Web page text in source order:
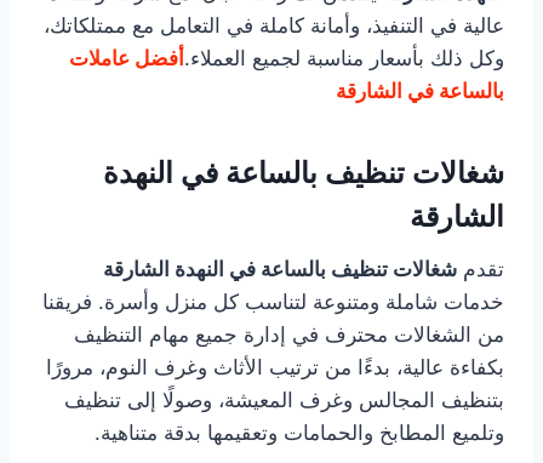
عالية في التنفيذ، وأمانة كاملة في التعامل مع ممتلكاتك،
وكل ذلك بأسعار مناسبة لجميع العملاء. أفضل عاملات
بالساعة في الشارقة
شغالات تنظيف بالساعة في النهدة
الشارقة
تقدم شغالات تنظيف بالساعة في النهدة الشارقة
خدمات شاملة ومتنوعة لتناسب كل منزل وأسرة. فريقنا
من الشغالات محترف في إدارة جميع مهام التنظيف
بكفاءة عالية، بدءًا من ترتيب الأثاث وغرف النوم، مرورًا
بتنظيف المجالس وغرف المعيشة، وصولًا إلى تنظيف
وتلميع المطابخ والحمامات وتعقيمها بدقة متناهية.